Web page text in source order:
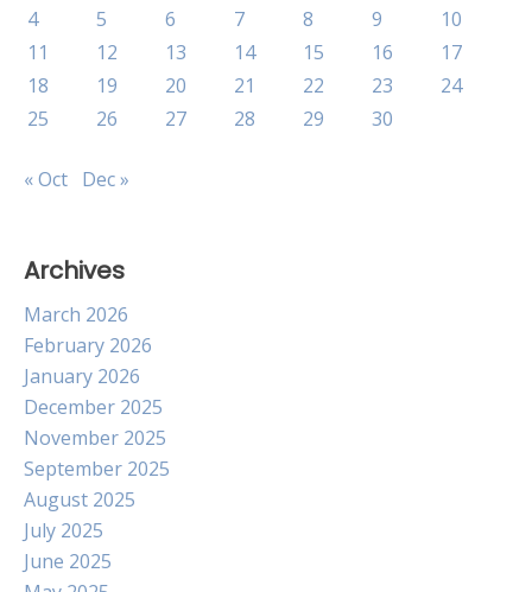
4
5 6 7 8 9
10
11
12 13 14 15 16
17
18
19 20 21 22 23
24
25
26 27 28 29 30
« Oct Dec »
Archives
March 2026
February 2026
January 2026
December 2025
November 2025
September 2025
August 2025
July 2025
June 2025